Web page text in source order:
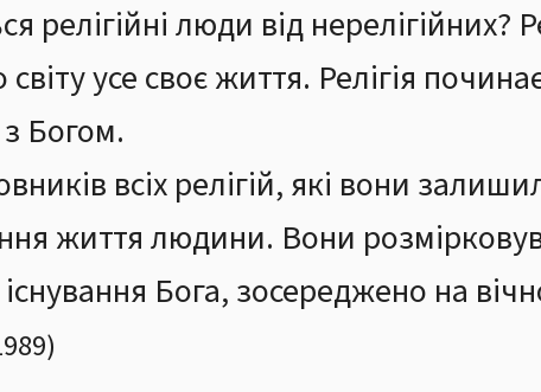
релігійні люди від нерелігійних?
усе своє життя. Релігія
Богом.
всіх релігій, які вони
життя людини. Вони
Бога, зосереджено на
)